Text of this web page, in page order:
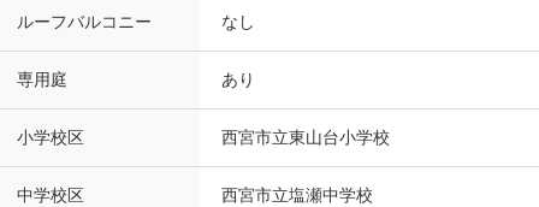
ルーフバルコニー なし
専用庭 あり
小学校区 西宮市立東山台小学校
中学校区 西宮市立塩瀬中学校